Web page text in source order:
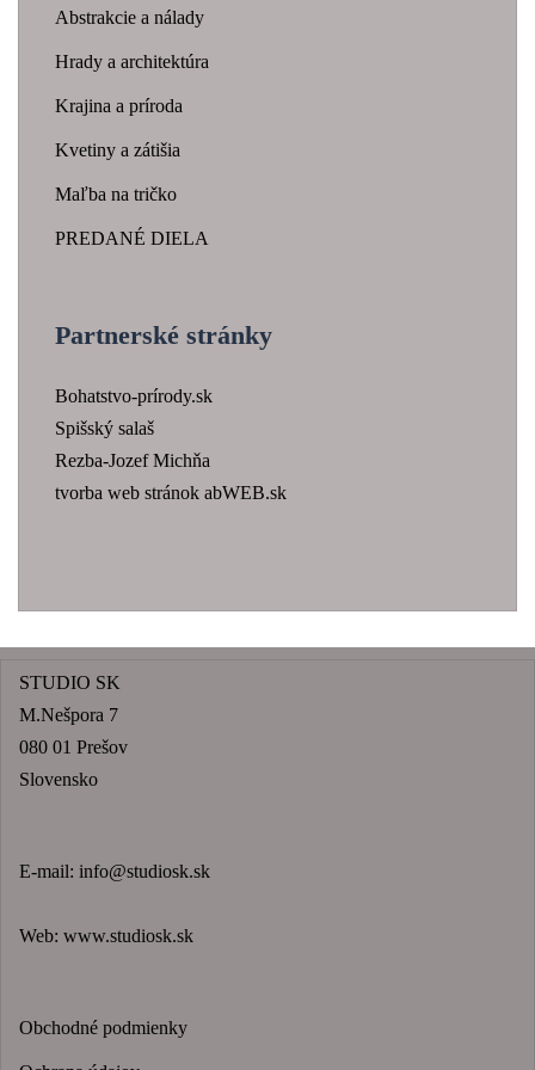
Abstrakcie a nálady
Hrady a architektúra
Krajina a príroda
Kvetiny a zátišia
Maľba na tričko
PREDANÉ DIELA
Partnerské stránky
Bohatstvo-prírody.sk
Spišský salaš
Rezba-Jozef Michňa
tvorba web stránok abWEB.sk
STUDIO SK
M.Nešpora 7
080 01 Prešov
Slovensko
E-mail: info@studiosk.sk
Web: www.studiosk.sk
Obchodné podmienky